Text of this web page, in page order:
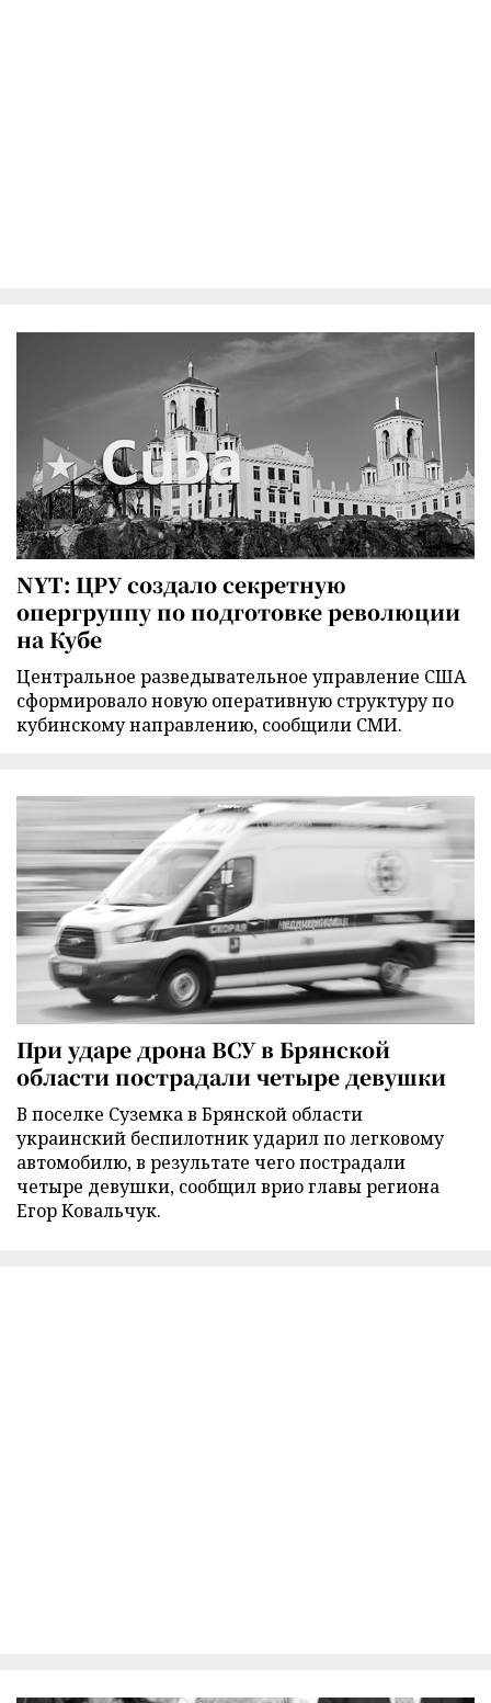
NYT: ЦРУ создало секретную
опергруппу по подготовке революции
на Кубе
Центральное разведывательное управление США
сформировало новую оперативную структуру по
кубинскому направлению, сообщили СМИ.
При ударе дрона ВСУ в Брянской
области пострадали четыре девушки
В поселке Суземка в Брянской области
украинский беспилотник ударил по легковому
автомобилю, в результате чего пострадали
четыре девушки, сообщил врио главы региона
Егор Ковальчук.